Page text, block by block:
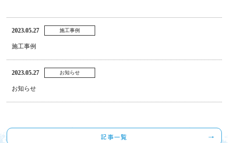
2023.05.27 施工事例
施工事例
2023.05.27 お知らせ
お知らせ
記事一覧